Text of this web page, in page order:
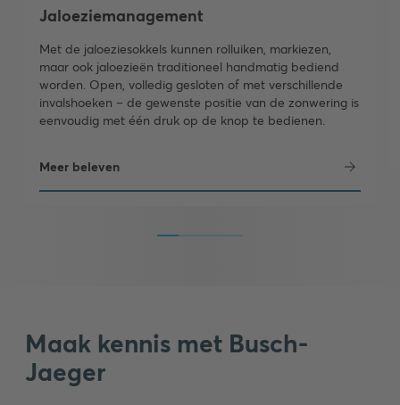
Jaloeziemanagement
Met de jaloeziesokkels kunnen rolluiken, markiezen,
maar ook jaloezieën traditioneel handmatig bediend
worden. Open, volledig gesloten of met verschillende
invalshoeken – de gewenste positie van de zonwering is
eenvoudig met één druk op de knop te bedienen.
Meer beleven
Maak kennis met Busch-
Jaeger